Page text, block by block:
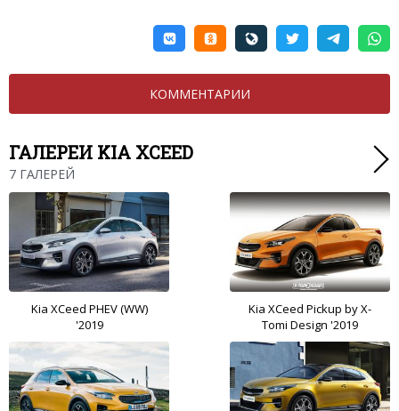
КОММЕНТАРИИ
ГАЛЕРЕИ KIA XCEED
7 ГАЛЕРЕЙ
Kia XCeed PHEV (WW)
'2019
Kia XCeed Pickup by X-
Tomi Design '2019